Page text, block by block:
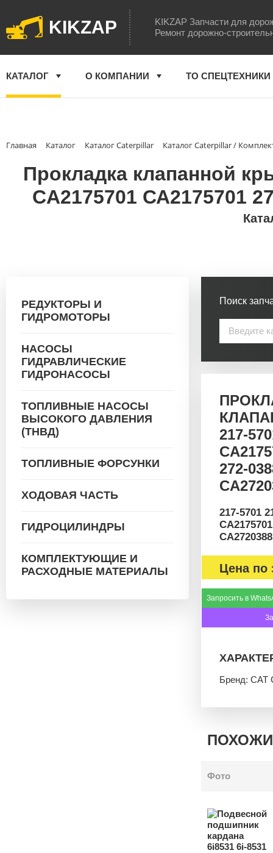
KIKZAP
KIKZAP Запчасти для
Ремонт дорожно-
КАТАЛОГ О КОМПАНИИ ТО СПЕЦТЕХНИКИ
Главная Каталог Каталог Caterpillar Каталог Caterpillar /
Прокладка клапанной
CA2175701 СА2175701
РЕДУКТОРЫ И
ГИДРОМОТОРЫ
НАСОСЫ
ГИДРАВЛИЧЕСКИЕ
ГИДРОНАСОСЫ
ТОПЛИВНЫЕ НАСОСЫ
ВЫСОКОГО ДАВЛЕНИЯ
(ТНВД)
ТОПЛИВНЫЕ ФОРСУНКИ
ХОДОВАЯ ЧАСТЬ
ГИДРОЦИЛИНДРЫ
КОМПЛЕКТУЮЩИЕ И
РАСХОДНЫЕ МАТЕРИАЛЫ
Поиск
217-
272-
217-5701
Цена по
Запросить в
Бренд: CAT
Фото